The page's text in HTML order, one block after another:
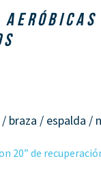
braza / espalda /
20” de